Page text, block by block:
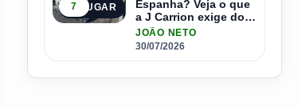
5º LUGAR
7
Espanha? Veja o que
a J Carrion exige dos
brasileiros
JOÃO NETO
30/07/2026